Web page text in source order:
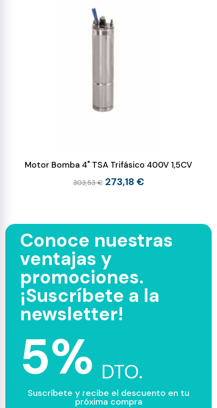
Motor Bomba 4" TSA Trifásico 400V 1,5CV
303,53 € 273,18 €
Conoce nuestras
ventajas y
promociones.
¡Suscríbete a la
newsletter!
5% DTO.
Suscríbete y recibe el descuento en tu
próxima compra